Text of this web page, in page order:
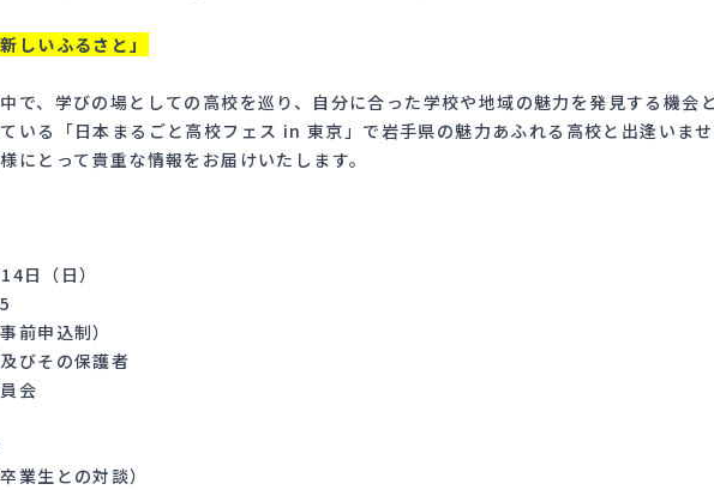
しいふるさと」
で、学びの場としての高校を巡り、自分に合った学校や地域の魅力を発見する機会
いる「日本まるごと高校フェス in 東京」で岩手県の魅力あふれる高校と出逢いま
にとって貴重な情報をお届けいたします。
日（日）
前申込制）
びその保護者
会
業生との対談）